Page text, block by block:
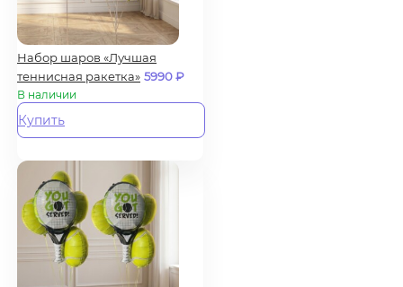
Набор шаров «Лучшая
теннисная ракетка» 5990₽
В наличии
Купить